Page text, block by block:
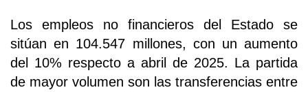
Los empleos no financieros del Estado se
sitúan en 104.547 millones, con un aumento
del 10% respecto a abril de 2025. La partida
de mayor volumen son las transferencias entre